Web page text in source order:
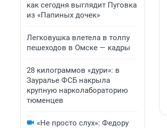
как сегодня выглядит Пуговка
из «Папиных дочек»
Легковушка влетела в толпу
пешеходов в Омске — кадры
28 килограммов «дури»: в
Зауралье ФСБ накрыла
крупную нарколабораторию
тюменцев
«Не просто слух»: Федору